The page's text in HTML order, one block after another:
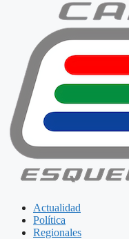
Actualidad
Política
Regionales